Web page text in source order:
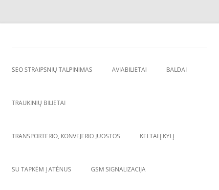
Skip
SEO STRAIPSNIŲ TALPINIMAS AVIABILIETAI BALDAI
TRAUKINIŲ BILIETAI
TRANSPORTERIO, KONVEJERIO JUOSTOS KELTAI Į KYLĮ
SU TAPKĖM Į ATĖNUS GSM SIGNALIZACIJA